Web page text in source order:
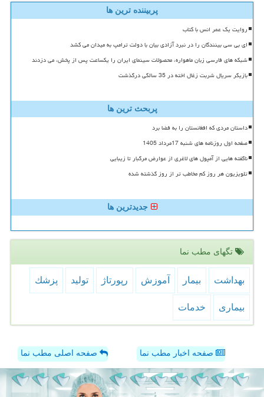
پربیننده ترین ها
روایت یک عمر انس با کتاب
ای بی سی بینندگان را در نبرد آزادی بیان با دولت ترامپ به میدان می کشد
شبکه های فارسی زبان ماهواره، محصولات سینمای ایران را یکساعت پس از پخش، می دزدند
بازیگر سریال شربت زغال اخته در 35 سالگی درگذشت
پربحث ترین ها
داستان مردی که افغانستان را به فضا برد
صفحه اول روزنامه های شنبه 17مرداد 1405
ناگفته هایی از آمپول های لاغری از عوارض مرگبار تا زیبایی
تلویزیون هر روز کم مخاطب تر از روز گذشته شده
جدیدترین ها
تگهای مطب نما
بهداشت بیمار آموزش رپورتاژ تولید پزشك
بیماری خدمات
صفحه اخبار مطب نما صفحه اصلی مطب نما